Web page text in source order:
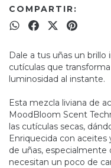
COMPARTIR:
Dale a tus uñas un
cutículas que
luminosidad al instante.
Esta mezcla liviana de
MoodBloom Scent
las cutículas secas,
Enriquecida con aceites
de uñas, especialmente
necesitan un poco de